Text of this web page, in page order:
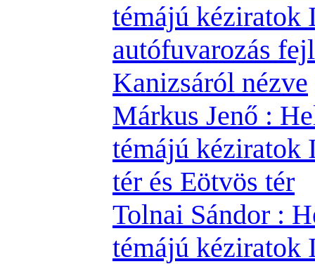
témájú kéziratok
autófuvarozás
Kanizsáról nézve
Márkus Jenő :
témájú
tér és Eötvös tér
Tolnai Sándor :
témájú kéziratok